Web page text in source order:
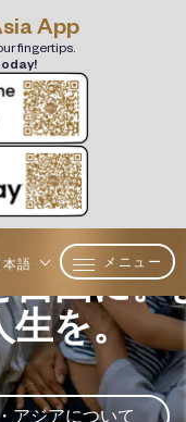
App
fingertips.
本語 メニュー
に。よ
。
ついて